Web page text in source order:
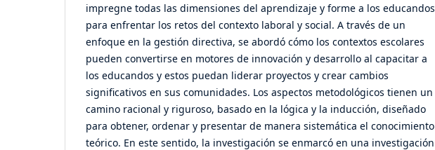
impregne todas las dimensiones del aprendizaje y forme a los educandos
para enfrentar los retos del contexto laboral y social. A través de un
enfoque en la gestión directiva, se abordó cómo los contextos escolares
pueden convertirse en motores de innovación y desarrollo al capacitar a
los educandos y estos puedan liderar proyectos y crear cambios
significativos en sus comunidades. Los aspectos metodológicos tienen un
camino racional y riguroso, basado en la lógica y la inducción, diseñado
para obtener, ordenar y presentar de manera sistemática el conocimiento
teórico. En este sentido, la investigación se enmarcó en una investigación